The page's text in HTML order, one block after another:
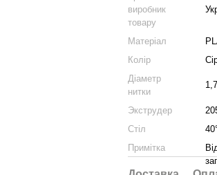
виробник
товару
Матеріал
Колір
Діаметр
нитки
Экструдер
Стіл
Примітка